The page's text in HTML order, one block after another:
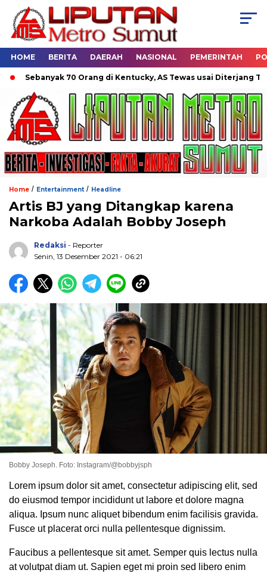
HOME BERITA DAERAH NASIONAL PEMERINTAH
Sebanyak 70 Orang di Kentucky, AS Tewas usai Diterjang
Home / Entertainment/ Headline
Artis BJ yang Ditangkap karena
Narkoba Adalah Bobby Joseph
Redaksi - Reporter
Senin, 13 Desember 2021 - 06:21
Bobby Joseph. Foto: Instagram/@bobbyjsph
Lorem ipsum dolor sit amet, consectetur adipiscing elit, sed
do eiusmod tempor incididunt ut labore et dolore magna
aliqua. Ipsum nunc aliquet bibendum enim facilisis gravida.
Fusce ut placerat orci nulla pellentesque dignissim.
Faucibus a pellentesque sit amet. Semper quis lectus nulla
at volutpat diam ut. Sapien eget mi proin sed libero enim